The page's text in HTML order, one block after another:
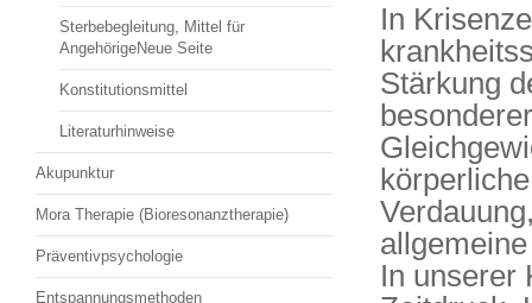
Sterbebegleitung, Mittel für
AngehörigeNeue Seite
Konstitutionsmittel
Literaturhinweise
Akupunktur
Mora Therapie (Bioresonanztherapie)
Präventivpsychologie
Entspannungsmethoden
In
Stärkung
In unserer